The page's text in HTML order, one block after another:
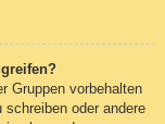
Gruppen vorbehalten
oder andere